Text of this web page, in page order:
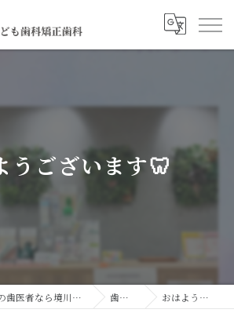
うございます🦷
大阪府大阪市西区の歯医者なら境川おとな・こども歯科 矯正歯科 歯科コラム おはようございます🦷